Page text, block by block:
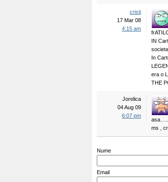
cristi
17 Mar 08
4:15 am
IN
In
era o
THE
Jorelica
04 Aug 09
6:07 pm
asa…..
ms ,
Nume
Email